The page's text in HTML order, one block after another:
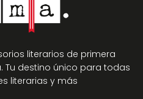
literarios de primera
Tu destino único para todas
literarias y más